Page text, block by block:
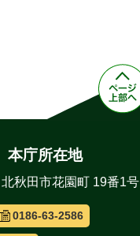
庁所在地
秋田市花園町 19番1号
0186-63-2586